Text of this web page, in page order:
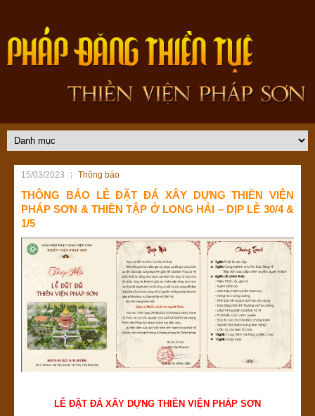
15/03/2023 Thông báo
THÔNG BÁO LỄ ĐẶT ĐÁ XÂY DỰNG THIỀN VIỆN
PHÁP SƠN & THIỀN TẬP Ở LONG HẢI – DỊP LỄ 30/4 &
1/5
LỄ ĐẶT ĐÁ XÂY DỰNG THIỀN VIỆN PHÁP SƠN